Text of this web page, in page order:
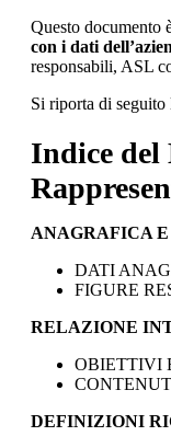
Questo documento
con i dati
responsabili, ASL
Si riporta di
Indice del
ANAGRAFICA
DATI
FIGURE
RELAZIONE
OBIETTIVI
DEFINIZIONI